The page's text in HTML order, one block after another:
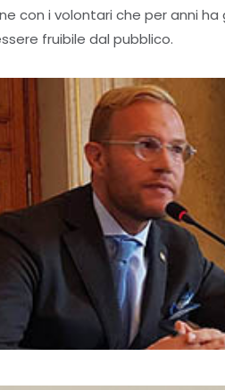
con i volontari che per anni
fruibile dal pubblico.